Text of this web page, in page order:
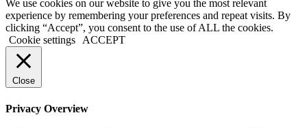
We use cookies on our website to give you the most relevant
experience by remembering your preferences and repeat visits. By
clicking “Accept”, you consent to the use of ALL the cookies.
Cookie settings ACCEPT
Close
Privacy Overview